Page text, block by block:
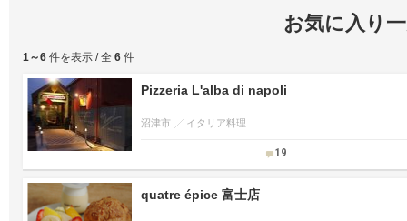
お気に入り
1～6 件を表示 / 全 6 件
Pizzeria L'alba di napoli
沼津市 イタリア料理
19
quatre épice 富士店